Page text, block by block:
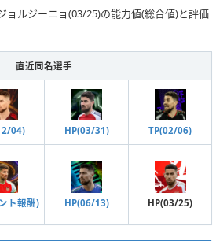
ョルジーニョ(03/25)の能力値(総合値)と評価
直近同名選手
04) HP(03/31) TP(02/06)
ト報酬) HP(06/13) HP(03/25)